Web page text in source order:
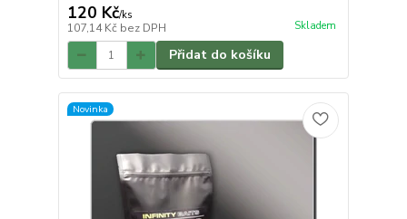
120 Kč/ks
107,14 Kč bez DPH Skladem
Přidat do košíku
Novinka